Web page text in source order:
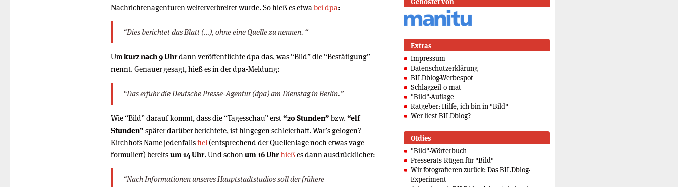
Nachrichtenagenturen weiterverbreitet wurde. So hieß es etwa bei dpa:
“Dies berichtet das Blatt (…), ohne eine Quelle zu nennen. “
Umkurz nach 9 Uhrdann veröffentlichte dpa das, was “Bild” die “Bestätigung”
nennt. Genauer gesagt, hieß es in der dpa-Meldung:
“Das erfuhr die Deutsche Presse-Agentur (dpa) am Dienstag in Berlin.”
Wie “Bild” darauf kommt, dass die “Tagesschau” erst“20 Stunden” bzw. “elf
Stunden” später darüber berichtete, ist hingegen schleierhaft. War’s gelogen?
Kirchhofs Name jedenfallsfiel (entsprechend der Quellenlage noch etwas vage
formuliert) bereitsum 14 Uhr. Und schon um 16 Uhrhießes dann ausdrücklicher:
“Nach Informationen unseres Hauptstadtstudios soll der frühere
Extras
Impressum
Datenschutzerklärung
BILDblog-Werbespot
Schlagzeil-o-mat
"Bild"-Auflage
Ratgeber: Hilfe, ich bin in "Bild"
Wer liest BILDblog?
Oldies
"Bild"-Wörterbuch
Presserats-Rügen für "Bild"
Wir fotografieren zurück: Das BILDblog-
Experiment